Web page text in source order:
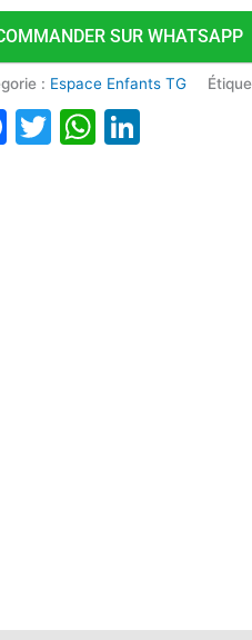
SUR WHATSAPP
: Espace Enfants TG
Facebook
TwitterWhatsApp